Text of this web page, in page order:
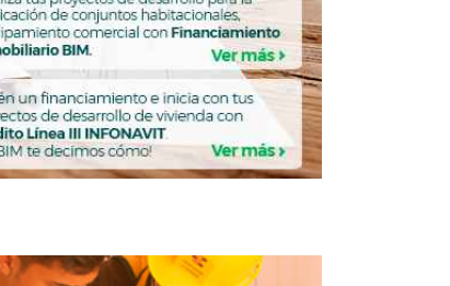
vivienda al Plan México